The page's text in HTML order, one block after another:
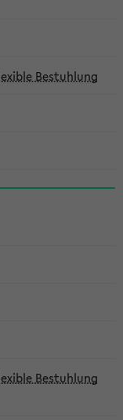
Bestuhlung
Bestuhlung